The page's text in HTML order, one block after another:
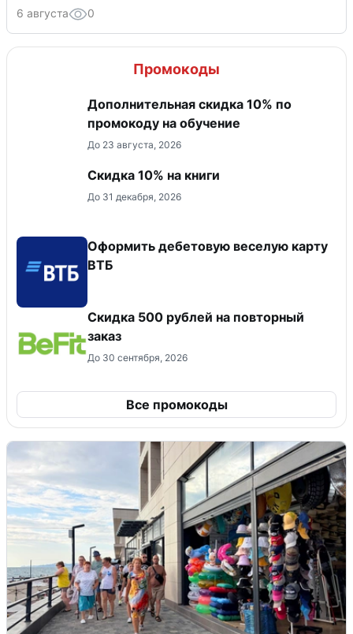
6 августа 0
Промокоды
Дополнительная скидка 10% по
промокоду на обучение
До 23 августа, 2026
Скидка 10% на книги
До 31 декабря, 2026
Оформить дебетовую веселую карту
ВТБ
Скидка 500 рублей на повторный
заказ
До 30 сентября, 2026
Все промокоды